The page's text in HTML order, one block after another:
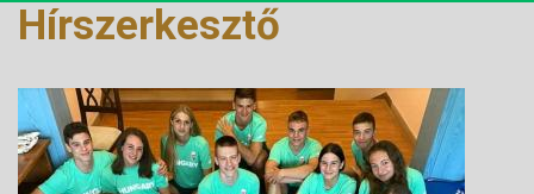
Hírszerkesztő